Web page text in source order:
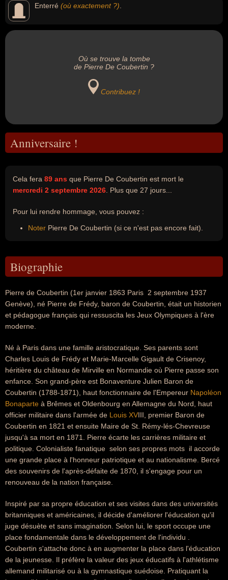
Enterré (où exactement ?)
Où se trouve la tombe
de Pierre De Coubertin ?
Contribuez !
Anniversaire !
Cela fera 89 ans que Pierre De Coubertin est mort le
mercredi 2 septembre 2026 . Plus que 27 jours...
Pour lui rendre hommage, vous pouvez :
Noter Pierre De Coubertin (si ce n'est pas encore fait).
Biographie
Pierre de Coubertin (1er janvier 1863 Paris  2 septembre 1937
Genève), né Pierre de Frédy, baron de Coubertin, était un historien
et pédagogue français qui ressuscita les Jeux Olympiques à l'ère
moderne.
Né à Paris dans une famille aristocratique. Ses parents sont
Charles Louis de Frédy et Marie-Marcelle Gigault de Crisenoy,
héritière du château de Mirville en Normandie où Pierre passe son
enfance. Son grand-père est Bonaventure Julien Baron de
Coubertin (1788-1871), haut fonctionnaire de l'Empereur Napoléon
Bonaparte à Brêmes et Oldenbourg en Allemagne du Nord, haut
officier militaire dans l'armée de Louis XVIII, premier Baron de
Coubertin en 1821 et ensuite Maire de St. Rémy-lés-Chevreuse
jusqu'à sa mort en 1871. Pierre écarte les carrières militaire et
politique. Colonialiste fanatique  selon ses propres mots  il accorde
une grande place à l'honneur patriotique et au nationalisme. Bercé
des souvenirs de l'après-défaite de 1870, il s'engage pour un
renouveau de la nation française.
Inspiré par sa propre éducation et ses visites dans des universités
britanniques et américaines, il décide d'améliorer l'éducation qu'il
juge désuète et sans imagination. Selon lui, le sport occupe une
place fondamentale dans le développement de l'individu .
Coubertin s'attache donc à en augmenter la place dans l'éducation
de la jeunesse. Il préfère la valeur des jeux éducatifs à l'athlétisme
allemand militarisé ou à la gymnastique suédoise. Pratiquant la